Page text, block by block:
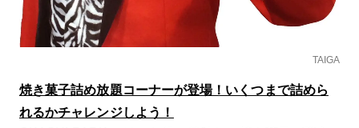
TAIGA
焼き菓子詰め放題コーナーが登場！いくつまで詰めら
れるかチャレンジしよう！